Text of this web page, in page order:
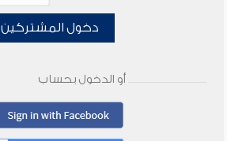
دخول المشتركين
أو الدخول بحساب